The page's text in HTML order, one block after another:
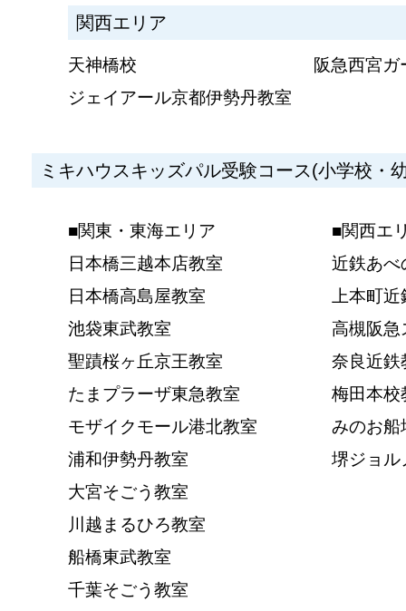
関西エリア
天神橋校
阪急西宮ガ
ジェイアール京都伊勢丹教室
ミキハウスキッズパル受験コース(小学校・
■関東・東海エリア
日本橋三越本店教室
日本橋高島屋教室
池袋東武教室
聖蹟桜ヶ丘京王教室
たまプラーザ東急教室
モザイクモール港北教室
浦和伊勢丹教室
大宮そごう教室
川越まるひろ教室
船橋東武教室
千葉そごう教室
■関西エ
近鉄あべ
上本町
高槻阪急
奈良近鉄
梅田本校
みのお船
堺ジョル